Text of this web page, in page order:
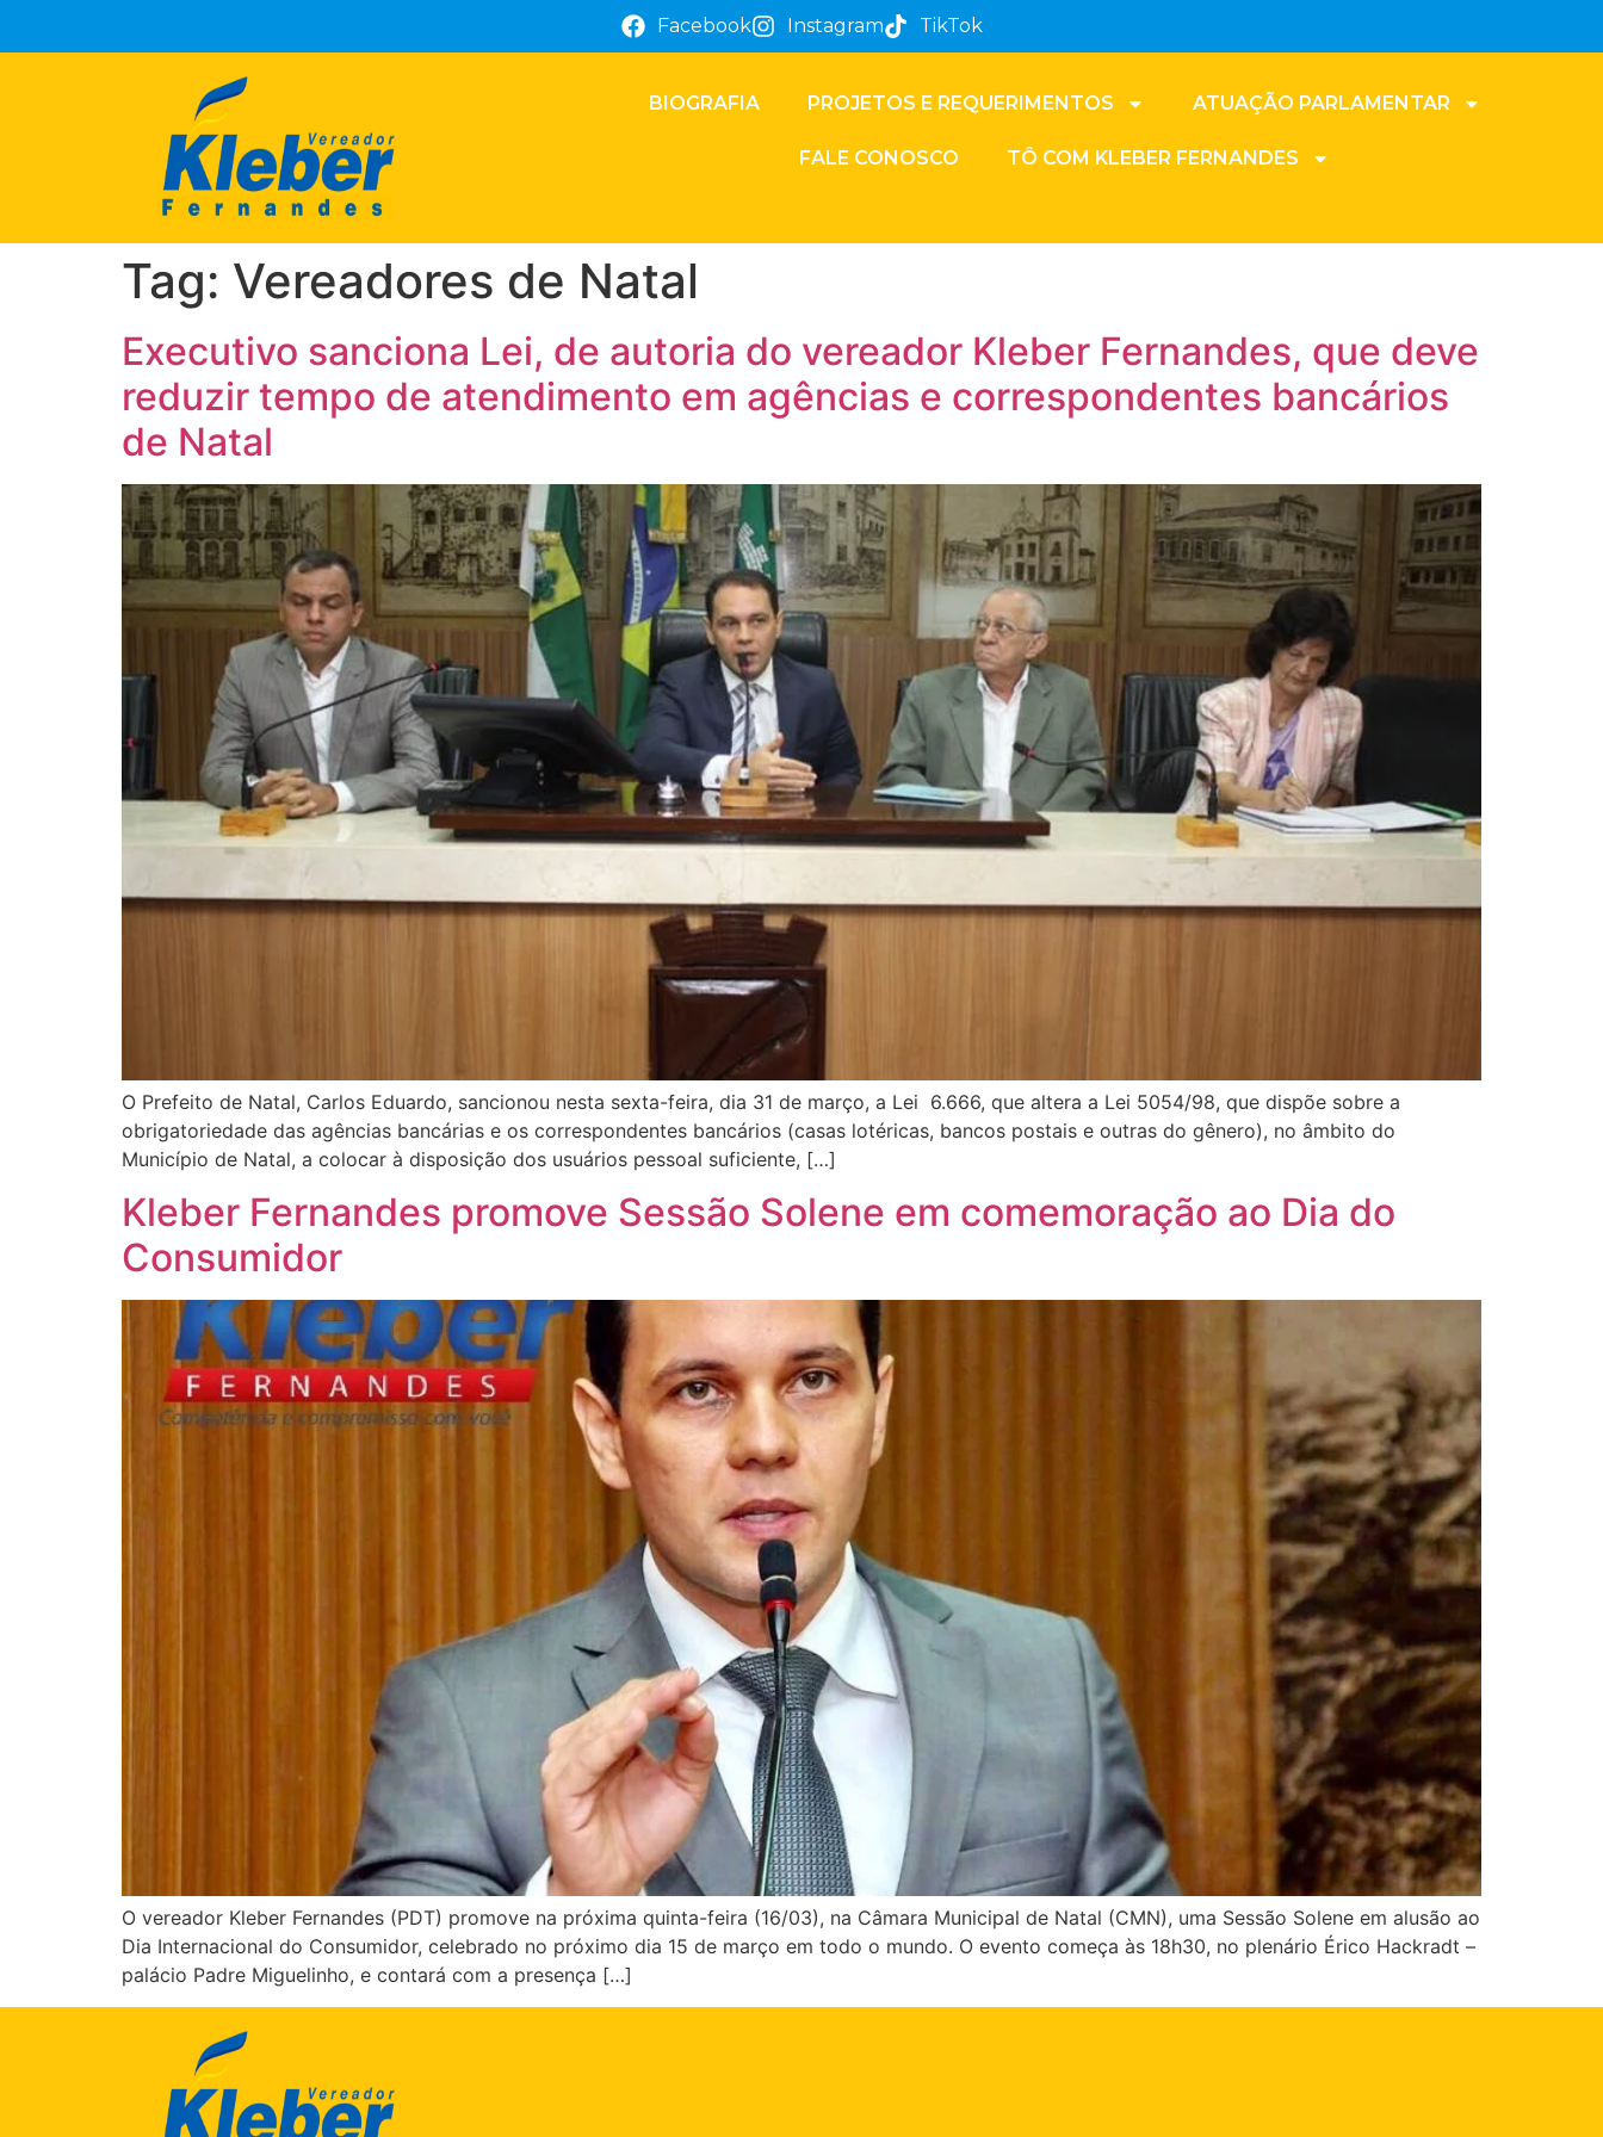
Facebook Instagram TikTok
BIOGRAFIA PROJETOS E REQUERIMENTOS ATUAÇÃO PARLAMENTAR
FALE CONOSCO TÔ COM KLEBER FERNANDES
Tag: Vereadores de Natal
Executivo sanciona Lei, de autoria do vereador Kleber Fernandes, que deve
reduzir tempo de atendimento em agências e correspondentes bancários
de Natal
O Prefeito de Natal, Carlos Eduardo, sancionou nesta sexta-feira, dia 31 de março, a Lei 6.666, que altera a Lei 5054/98, que dispõe sobre a
obrigatoriedade das agências bancárias e os correspondentes bancários (casas lotéricas, bancos postais e outras do gênero), no âmbito do
Município de Natal, a colocar à disposição dos usuários pessoal suficiente, […]
Kleber Fernandes promove Sessão Solene em comemoração ao Dia do
Consumidor
O vereador Kleber Fernandes (PDT) promove na próxima quinta-feira (16/03), na Câmara Municipal de Natal (CMN), uma Sessão Solene em alusão ao
Dia Internacional do Consumidor, celebrado no próximo dia 15 de março em todo o mundo. O evento começa às 18h30, no plenário Érico Hackradt –
palácio Padre Miguelinho, e contará com a presença […]